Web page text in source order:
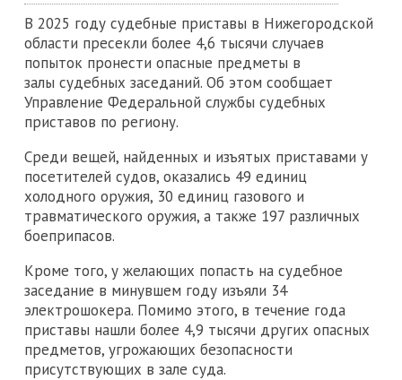
В 2025 году судебные приставы в Нижегородской
области пресекли более 4,6 тысячи случаев
попыток пронести опасные предметы в
залы судебных заседаний. Об этом сообщает
Управление Федеральной службы судебных
приставов по региону.
Среди вещей, найденных и изъятых приставами у
посетителей судов, оказались 49 единиц
холодного оружия, 30 единиц газового и
травматического оружия, а также 197 различных
боеприпасов.
Кроме того, у желающих попасть на судебное
заседание в минувшем году изъяли 34
электрошокера. Помимо этого, в течение года
приставы нашли более 4,9 тысячи других опасных
предметов, угрожающих безопасности
присутствующих в зале суда.